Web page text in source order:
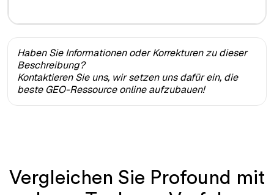
Haben Sie Informationen oder Korrekturen zu dieser
Beschreibung?
Kontaktieren Sie uns, wir setzen uns dafür ein, die
beste GEO-Ressource online aufzubauen!
Vergleichen Sie Profound mit